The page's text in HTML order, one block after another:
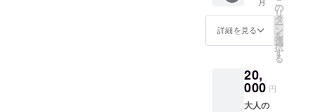
こうという
行きます！
動も、古民
家プロジェ
クト、廃校
さった
全ての
方は
ジナル
Myワイ
ン」の
苗木を
ト 名
草の巨
石群な
どを回
りま
（足利
までの
旅費は
ご負担
詳細を見る
の
リ
タ
ー
ン
を
選
択
す
る
20,
000 円
大人の